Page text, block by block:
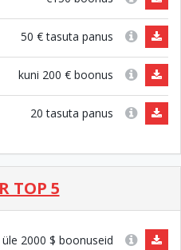
50 € tasuta panus
kuni 200 € boonus
20 tasuta panus
TOP 5
üle 2000 $ boonuseid